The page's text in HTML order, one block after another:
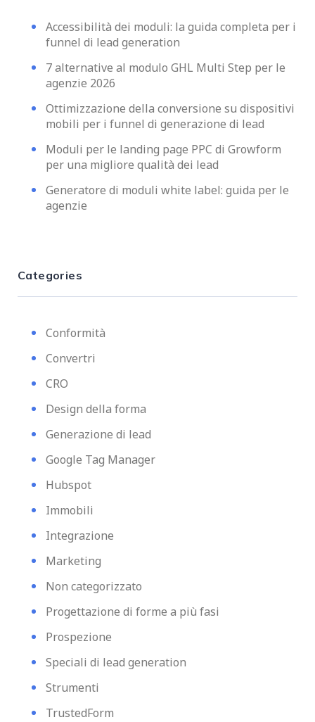
Accessibilità dei moduli: la guida completa per i
funnel di lead generation
7 alternative al modulo GHL Multi Step per le
agenzie 2026
Ottimizzazione della conversione su dispositivi
mobili per i funnel di generazione di lead
Moduli per le landing page PPC di Growform
per una migliore qualità dei lead
Generatore di moduli white label: guida per le
agenzie
Categories
Conformità
Convertri
CRO
Design della forma
Generazione di lead
Google Tag Manager
Hubspot
Immobili
Integrazione
Marketing
Non categorizzato
Progettazione di forme a più fasi
Prospezione
Speciali di lead generation
Strumenti
TrustedForm